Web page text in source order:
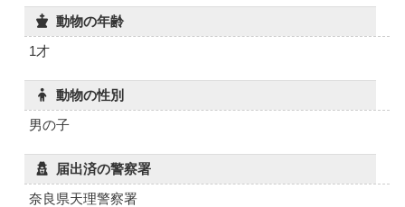
動物の年齢
1才
動物の性別
男の子
届出済の警察署
奈良県天理警察署